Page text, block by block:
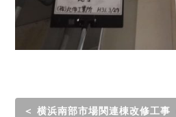
＜ 横浜南部市場関連棟改修工事